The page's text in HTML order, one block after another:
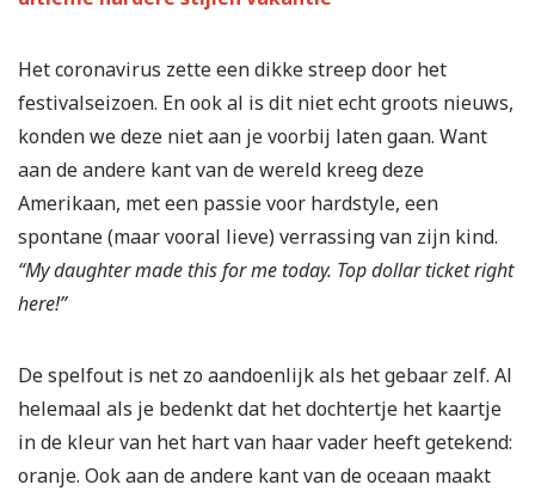
Het coronavirus zette een dikke streep door het
festivalseizoen. En ook al is dit niet echt groots nieuws,
konden we deze niet aan je voorbij laten gaan. Want
aan de andere kant van de wereld kreeg deze
Amerikaan, met een passie voor hardstyle, een
spontane (maar vooral lieve) verrassing van zijn kind.
“My daughter made this for me today. Top dollar ticket right
here!”
De spelfout is net zo aandoenlijk als het gebaar zelf. Al
helemaal als je bedenkt dat het dochtertje het kaartje
in de kleur van het hart van haar vader heeft getekend:
oranje. Ook aan de andere kant van de oceaan maakt